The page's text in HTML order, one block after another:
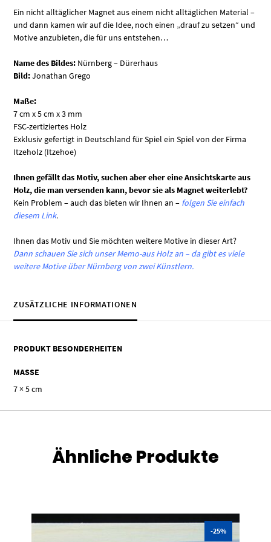
Ein nicht alltäglicher Magnet aus einem nicht alltäglichen Material –
und dann kamen wir auf die Idee, noch einen „drauf zu setzen“ und
Motive anzubieten, die für uns entstehen…
Name des Bildes: Nürnberg – Dürerhaus
Bild:Jonathan Grego
Maße:
7 cm x 5 cm x 3 mm
FSC-zertiziertes Holz
Exklusiv gefertigt in Deutschland für Spiel ein Spiel von der Firma
Itzeholz (Itzehoe)
Ihnen gefällt das Motiv, suchen aber eher eine Ansichtskarte aus
Holz, die man versenden kann, bevor sie als Magnet weiterlebt?
Kein Problem – auch das bieten wir Ihnen an – folgen Sie einfach
diesem Link.
Ihnen das Motiv und Sie möchten weitere Motive in dieser Art?
Dann schauen Sie sich unser Memo-aus Holz an – da gibt es viele
weitere Motive über Nürnberg von zwei Künstlern.
ZUSÄTZLICHE INFORMATIONEN
PRODUKT BESONDERHEITEN
MASSE
7 × 5 cm
Ähnliche Produkte
-25%